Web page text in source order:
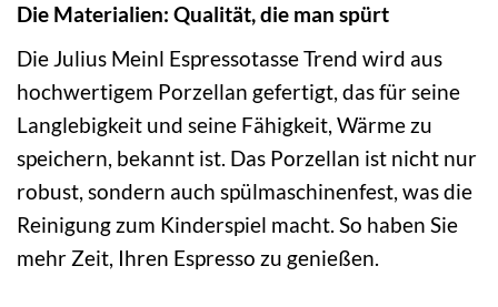
Die Materialien: Qualität, die man spürt
Die Julius Meinl Espressotasse Trend wird aus
hochwertigem Porzellan gefertigt, das für seine
Langlebigkeit und seine Fähigkeit, Wärme zu
speichern, bekannt ist. Das Porzellan ist nicht nur
robust, sondern auch spülmaschinenfest, was die
Reinigung zum Kinderspiel macht. So haben Sie
mehr Zeit, Ihren Espresso zu genießen.